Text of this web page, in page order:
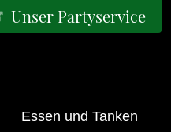
Unser Partyservice
Essen und Tanken